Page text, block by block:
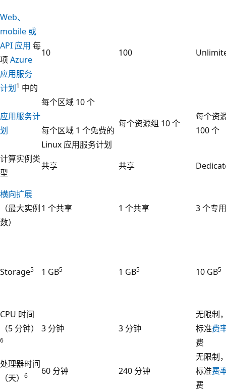
Web、
mobile 或
API 应用 每
项Azure
应用服务
计划1 中的
10 100
应用服务计
划
每个区域 10 个
每个区域 1 个免费的
Linux 应用服务计划
每个资源组 10 个
每个资
100 个
计算实例类
型
共享 共享
横向扩展
（最大实例
数）
1 个共享 1 个共享 3 个专用
Storage5 1 GB5 1 GB5 10 GB5
CPU 时间
（5 分钟）
6
3 分钟 3 分钟
无限制
标准费
费
处理器时间
（天）
6 60 分钟 240 分钟
无限制
标准费
费